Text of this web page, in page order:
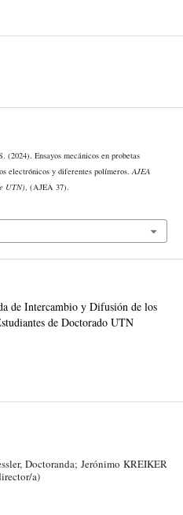
Ensayos mecánicos en probetas
electrónicos y diferentes polímeros.AJEA
UTN), (AJEA 37).
de Intercambio y Difusión de los
de Doctorado UTN
Doctoranda; Jerónimo KREIKER
a)